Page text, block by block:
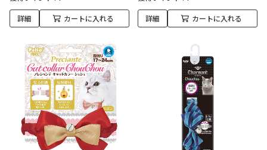
詳細 カートに入れる 詳細 カートに入れる